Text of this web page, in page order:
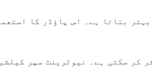
بناتا ہے۔ اس پاؤڈر کا
کر سکتی ہے۔ نیوٹرینٹ سپر